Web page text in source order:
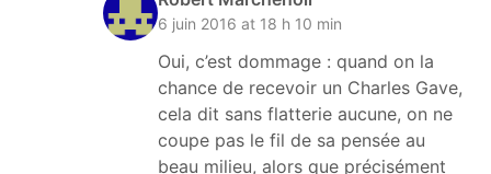
6 juin 2016 at 18 h 10 min
Oui, c’est dommage : quand on la
chance de recevoir un Charles Gave,
cela dit sans flatterie aucune, on ne
coupe pas le fil de sa pensée au
beau milieu, alors que précisément